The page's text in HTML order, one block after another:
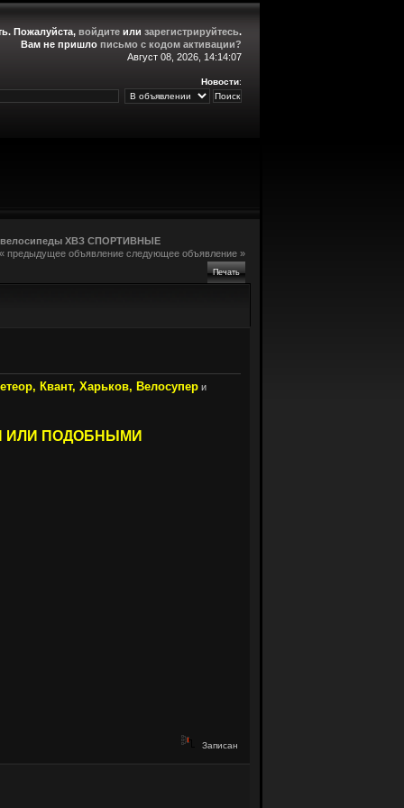
. Пожалуйста, войдите или зарегистрируйтесь.
Вам не пришло письмо с кодом активации?
Август 08, 2026, 14:14:07
Новости:
велосипеды ХВЗ СПОРТИВНЫЕ
« предыдущее объявление следующее объявление »
Печать
Квант, Харьков, Велосупер и
ИЛИ ПОДОБНЫМИ
Записан